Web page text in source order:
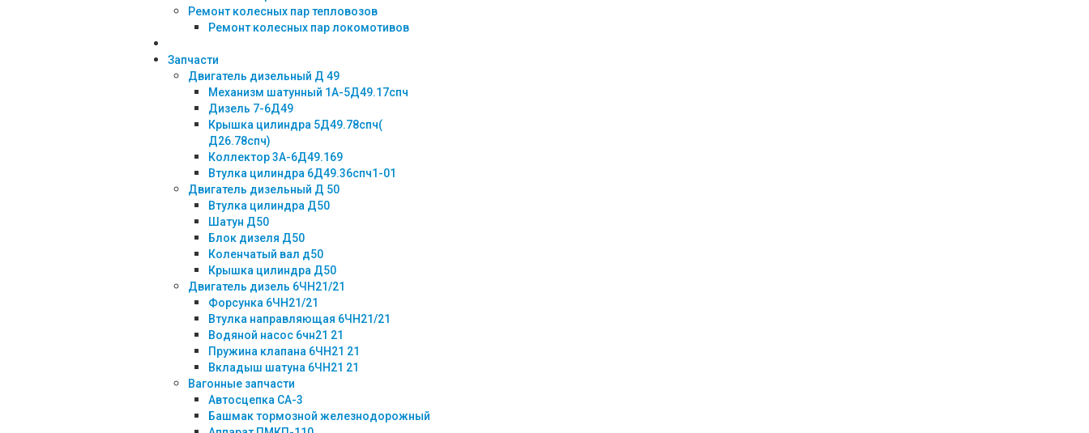
Ремонт колесных пар тепловозов
Ремонт колесных пар локомотивов
Запчасти
Двигатель дизельный Д 49
Механизм шатунный 1А-5Д49.17спч
Дизель 7-6Д49
Крышка цилиндра 5Д49.78спч(
Д26.78спч)
Коллектор 3А-6Д49.169
Втулка цилиндра 6Д49.36спч1-01
Двигатель дизельный Д 50
Втулка цилиндра Д50
Шатун Д50
Блок дизеля Д50
Коленчатый вал д50
Крышка цилиндра Д50
Двигатель дизель 6ЧН21/21
Форсунка 6ЧН21/21
Втулка направляющая 6ЧН21/21
Водяной насос 6чн21 21
Пружина клапана 6ЧН21 21
Вкладыш шатуна 6ЧН21 21
Вагонные запчасти
Автосцепка СА-3
Башмак тормозной железнодорожный